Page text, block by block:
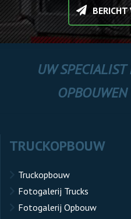
BERICHT
UW
TRUCKOPBOUW
Truckopbouw
Fotogalerij Trucks
Fotogalerij Opbouw